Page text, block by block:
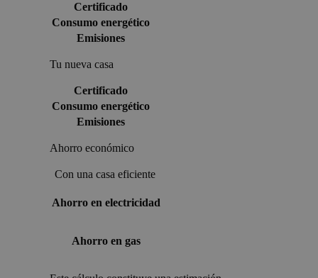
Certificado
Consumo energético
Emisiones
Tu nueva casa
Certificado
Consumo energético
Emisiones
Ahorro económico
Con una casa eficiente
Ahorro en electricidad
Ahorro en gas